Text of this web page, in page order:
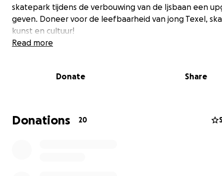
skatepark tijdens de verbouwing van de Ijsbaan een
geven. Doneer voor de leefbaarheid van jong Texel,
kunst en cultuur!
Read more
Donate Share
Donations 20